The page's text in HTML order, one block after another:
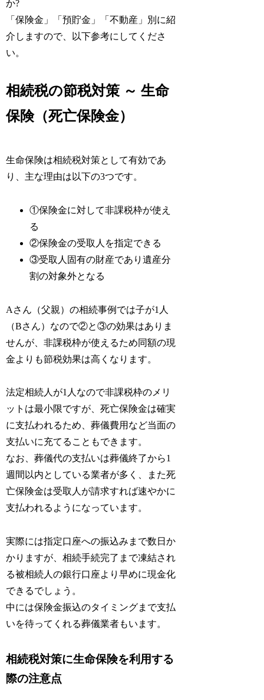
か?
「保険金」「預貯金」「不動産」別に紹
介しますので、以下参考にしてくださ
い。
相続税の節税対策 ～ 生命
保険（死亡保険金）
生命保険は相続税対策として有効であ
り、主な理由は以下の3つです。
①保険金に対して非課税枠が使え
る
②保険金の受取人を指定できる
③受取人固有の財産であり遺産分
割の対象外となる
Aさん（父親）の相続事例では子が1人
（Bさん）なので②と③の効果はありま
せんが、非課税枠が使えるため同額の現
金よりも節税効果は高くなります。
法定相続人が1人なので非課税枠のメリ
ットは最小限ですが、死亡保険金は確実
に支払われるため、葬儀費用など当面の
支払いに充てることもできます。
なお、葬儀代の支払いは葬儀終了から1
週間以内としている業者が多く、また死
亡保険金は受取人が請求すれば速やかに
支払われるようになっています。
実際には指定口座への振込みまで数日か
かりますが、相続手続完了まで凍結され
る被相続人の銀行口座より早めに現金化
できるでしょう。
中には保険金振込のタイミングまで支払
いを待ってくれる葬儀業者もいます。
相続税対策に生命保険を利用する
際の注意点